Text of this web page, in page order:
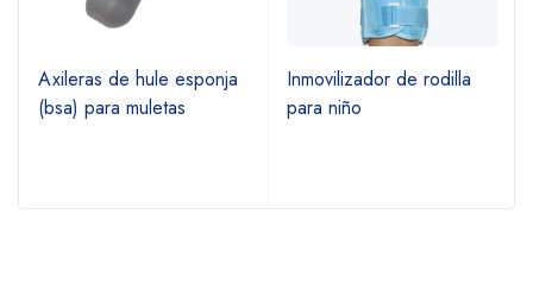
Axileras de hule esponja
(bsa) para muletas
Inmovilizador de rodilla
para niño